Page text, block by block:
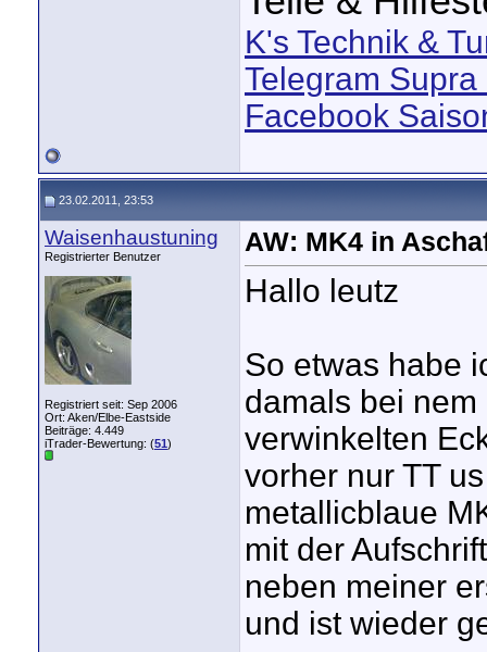
K's Technik &
Telegram
Facebook
23.02.2011, 23:53
Waisenhaustuning
Registrierter Benutzer
Registriert seit: Sep 2006
Ort: Aken/Elbe-Eastside
Beiträge: 4.449
iTrader-Bewertung: (51)
AW: MK4 in
Hallo leutz
So etwas habe
damals bei
verwinkelten
vorher nur TT
metallicblaue
mit der
neben meiner
und ist wieder